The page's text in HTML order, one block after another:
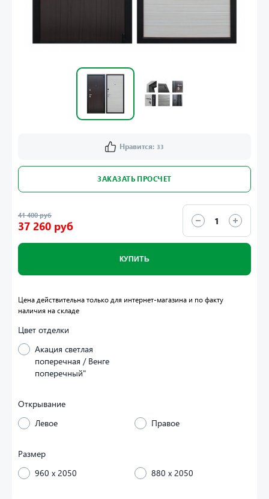
Нравится: 33
ЗАКАЗАТЬ ПРОСЧЕТ
41 400 руб
37 260 руб
КУПИТЬ
Цвет отделки
Акация светлая
поперечная / Венге
поперечный"
Открывание
Левое
Правое
Размер
960 x 2050
880 x 2050
Цена действительна только для интернет-магазина и по факту
наличия на складе